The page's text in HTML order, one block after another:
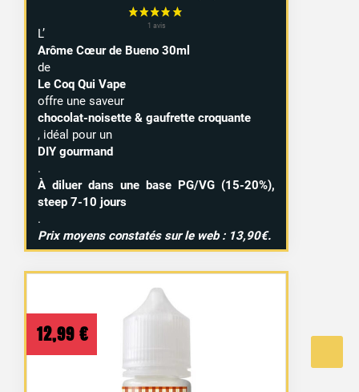
L’
Arôme Cœur de Bueno 30ml
de
Le Coq Qui Vape
offre une saveur
chocolat-noisette & gaufrette croquante
, idéal pour un
DIY gourmand
.
À diluer dans une base PG/VG (15-20%),
steep 7-10 jours
.
Prix moyens constatés sur le web : 13,90€.
12,99 €